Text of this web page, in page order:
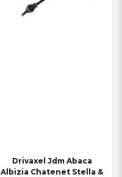
Drivaxel Jdm Abaca
Albizia Chatenet Stella &